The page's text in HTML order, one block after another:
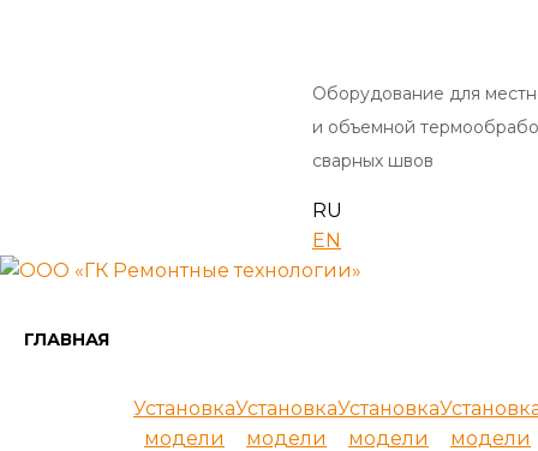
Оборудование для
и объемной
сварных швов
RU
EN
ГЛАВНАЯ
Установка
модели
Установка
модели
Установка
модели
модели